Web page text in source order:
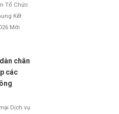
Tổ Chức
Kết
Mới
chân
các
Dịch vụ